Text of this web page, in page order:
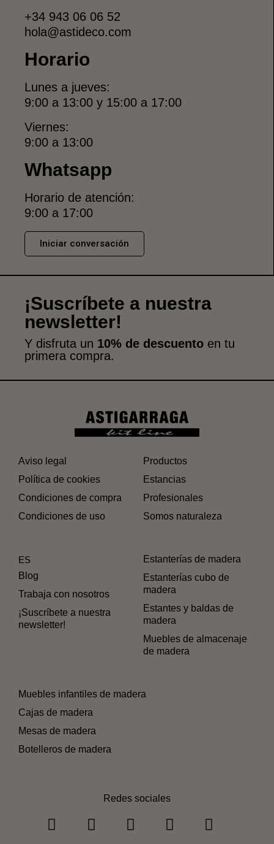
+34 943 06 06 52
hola@astideco.com
Horario
Lunes a jueves:
9:00 a 13:00 y 15:00 a 17:00
Viernes:
9:00 a 13:00
Whatsapp
Horario de atención:
9:00 a 17:00
Iniciar conversación
¡Suscríbete a nuestra
newsletter!
Y disfruta un 10% de descuento en tu
primera compra.
Aviso legal
Política de cookies
Condiciones de compra
Condiciones de uso
Productos
Estancias
Profesionales
Somos naturaleza
ES
Blog
Trabaja con nosotros
¡Suscríbete a nuestra
newsletter!
Estanterías de madera
Estanterías cubo de
madera
Estantes y baldas de
madera
Muebles de almacenaje
de madera
Muebles infantiles de madera
Cajas de madera
Mesas de madera
Botelleros de madera
Redes sociales